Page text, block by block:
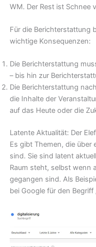
WM. Der Rest ist Schnee
Für die Berichterstattung
wichtige Konsequenzen:
Die Berichterstattung
– bis hin zur
Die Berichterstattung
die Inhalte der
auf das Heute oder die
Latente Aktualität: Der
Es gibt Themen, die über
sind. Sie sind latent
Raum steht, selbst wenn
gegangen sind. Als
bei Google für den Begriff